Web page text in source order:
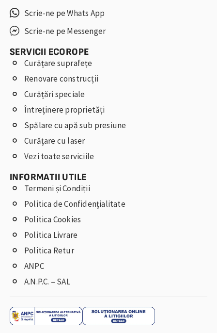
Scrie-ne pe Whats App
Scrie-ne pe Messenger
SERVICII ECOROPE
Curățare suprafețe
Renovare construcții
Curățări speciale
Întreținere proprietăți
Spălare cu apă sub presiune
Curățare cu laser
Vezi toate serviciile
INFORMATII UTILE
Termeni și Condiții
Politica de Confidențialitate
Politica Cookies
Politica Livrare
Politica Retur
ANPC
A.N.P.C. – SAL